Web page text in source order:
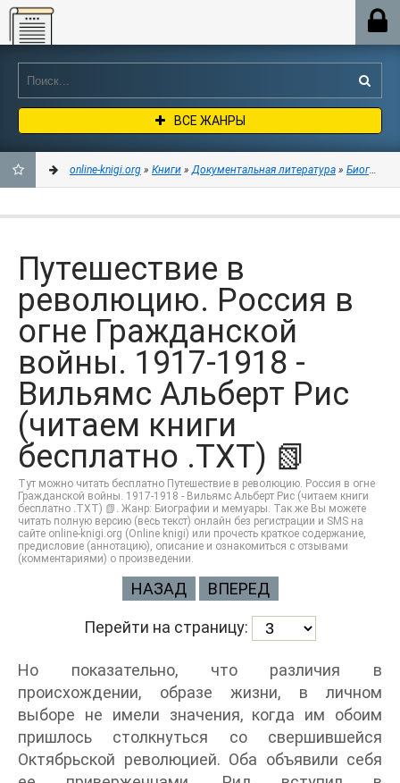
Online-knigi.org
ВСЕ ЖАНРЫ
ЗАКЛАДКИ
online-knigi.org » Книги »Документальная литература »
Путешествие в
революцию. Россия в
огне Гражданской
войны. 1917-1918 -
Вильямс Альберт Рис
(читаем книги
бесплатно .TXT) 📗
Тут можно читать бесплатно Путешествие в революцию. Россия в огне
Гражданской войны. 1917-1918 - Вильямс Альберт Рис (читаем книги
бесплатно .TXT) 📗. Жанр: Биографии и мемуары. Так же Вы можете
читать полную версию (весь текст) онлайн без регистрации и SMS на
сайте online-knigi.org (Online knigi) или прочесть краткое содержание,
предисловие (аннотацию), описание и ознакомиться с отзывами
(комментариями) о произведении.
НАЗАД ВПЕРЕД
Перейти на страницу:
Но показательно, что различия в
происхождении, образе жизни, в личном
выборе не имели значения, когда им обоим
пришлось столкнуться со свершившейся
Октябрьской революцией. Оба объявили себя